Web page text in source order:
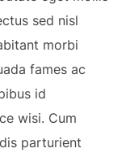
sed nisl
morbi
fames ac
id
wisi. Cum
parturient